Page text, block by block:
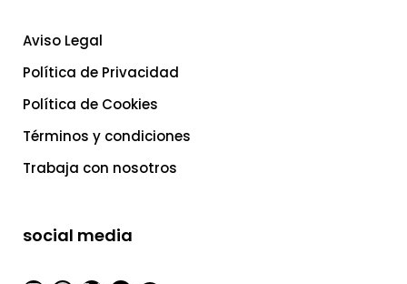
Aviso Legal
Política de Privacidad
Política de Cookies
Términos y condiciones
Trabaja con nosotros
social media